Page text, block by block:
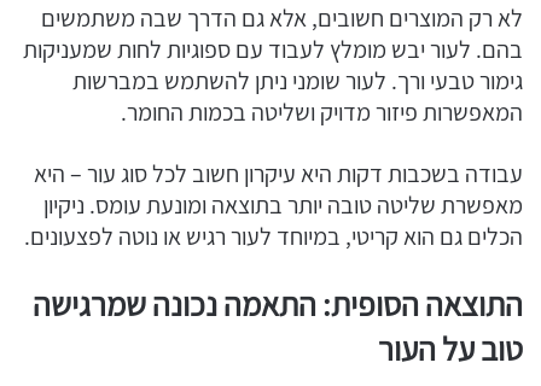
לא רק המוצרים חשובים, אלא גם הדרך שבה משתמשים
בהם. לעור יבש מומלץ לעבוד עם ספוגיות לחות שמעניקות
גימור טבעי ורך. לעור שומני ניתן להשתמש במברשות
המאפשרות פיזור מדויק ושליטה בכמות החומר.
עבודה בשכבות דקות היא עיקרון חשוב לכל סוג עור – היא
מאפשרת שליטה טובה יותר בתוצאה ומונעת עומס. ניקיון
הכלים גם הוא קריטי, במיוחד לעור רגיש או נוטה לפצעונים.
התוצאה הסופית: התאמה נכונה שמרגישה
טוב על העור